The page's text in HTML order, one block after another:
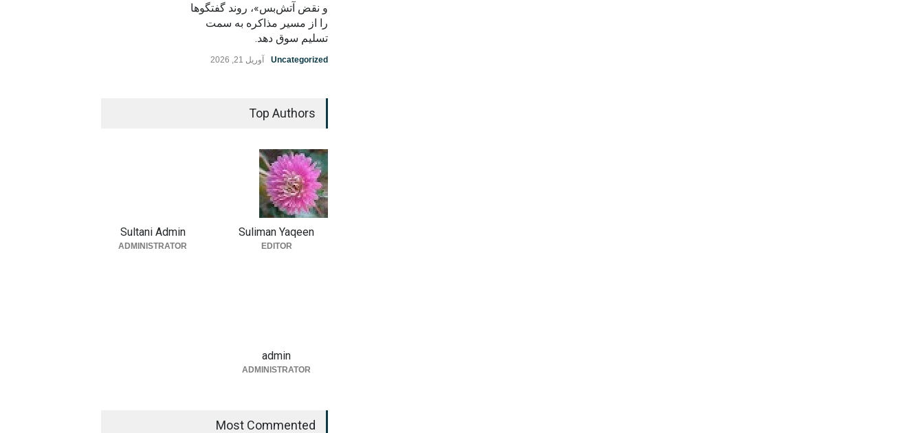
و نقض آتش‌بس»، روند گفتگوها
را از مسیر مذاکره به سمت
تسلیم سوق دهد.
Uncategorized آوریل 21, 2026
Top Authors
Suliman Yaqeen
EDITOR
Sultani Admin
ADMINISTRATOR
admin
ADMINISTRATOR
Most Commented